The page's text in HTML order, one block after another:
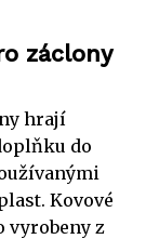
záclony
hrají
do
Kovové
vyrobeny z